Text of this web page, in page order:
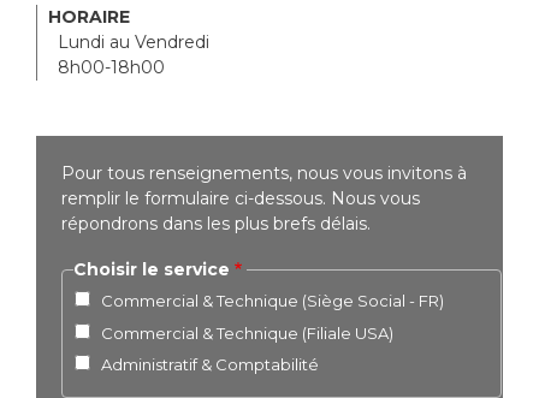
HORAIRE
Lundi au Vendredi
8h00-18h00
Pour tous renseignements, nous vous invitons à
remplir le formulaire ci-dessous. Nous vous
répondrons dans les plus brefs délais.
Choisir le service
Commercial & Technique (Siège Social - FR)
Commercial & Technique (Filiale USA)
Administratif & Comptabilité